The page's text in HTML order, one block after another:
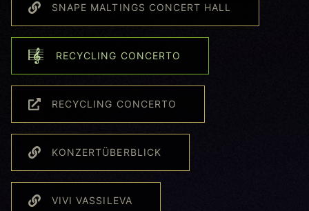
SNAPE MALTINGS CONCERT HALL
RECYCLING CONCERTO
RECYCLING CONCERTO
KONZERTÜBERBLICK
VIVI VASSILEVA